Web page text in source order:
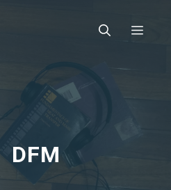
Menu
DFM